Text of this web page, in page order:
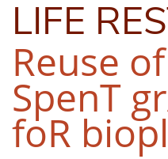
LIFE
Reuse
SpenT
foR